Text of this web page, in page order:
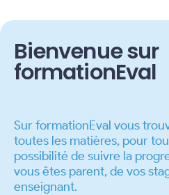
Bienvenue sur
formationEval
Sur formationEval vous
toutes les matières, pour
possibilité de suivre la
vous êtes parent, de vos
enseignant.